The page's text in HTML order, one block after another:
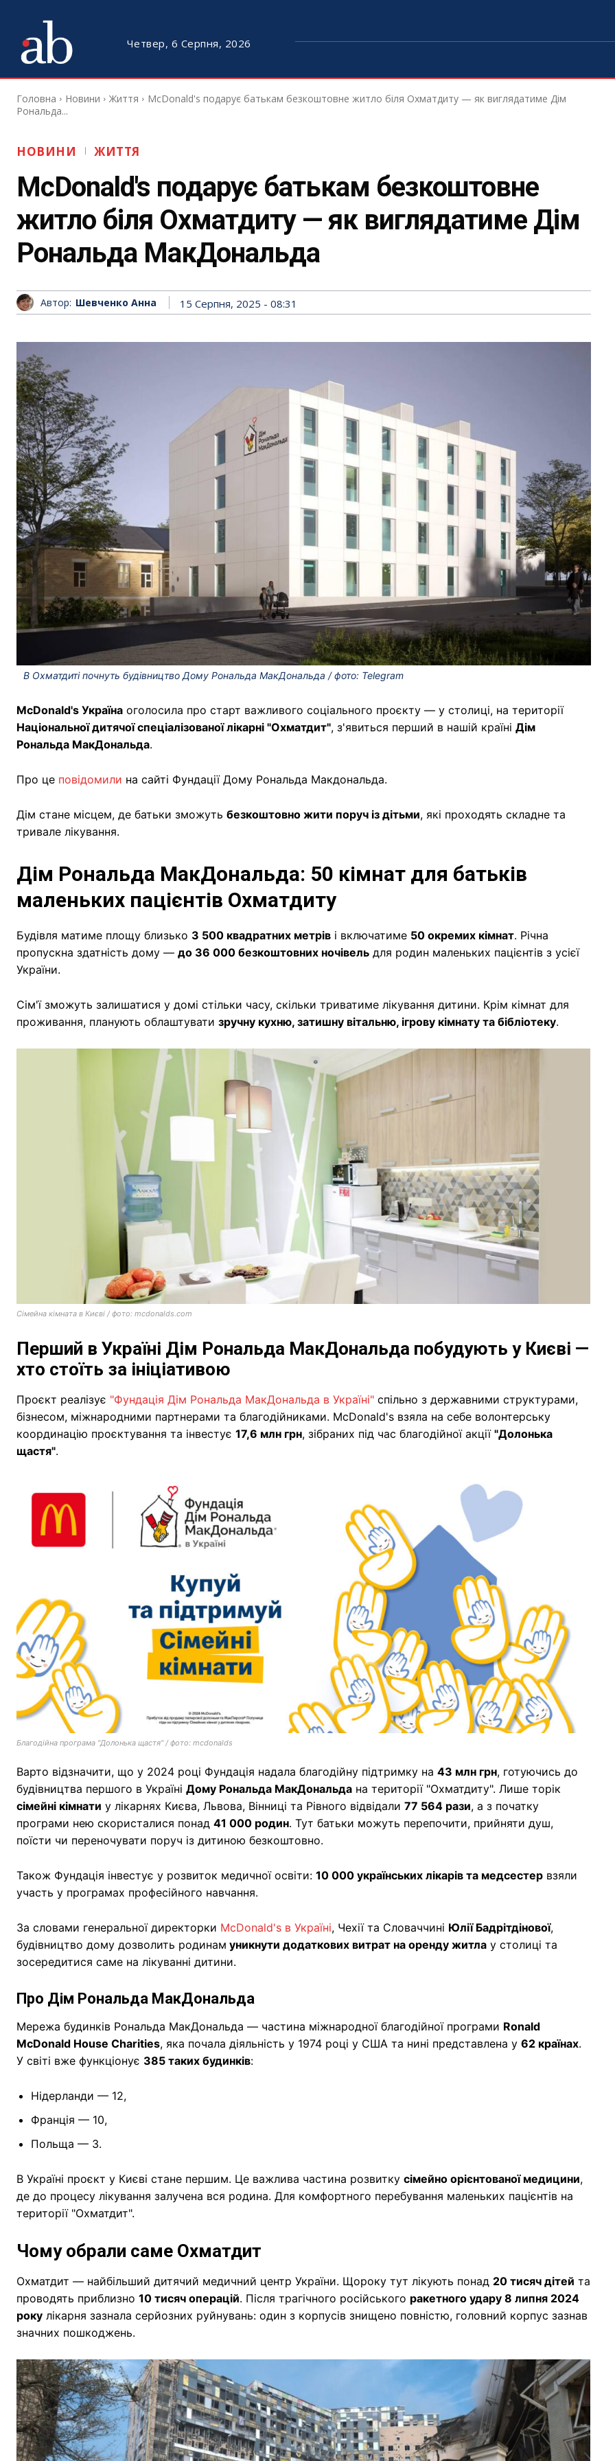
Четвер, 6 Серпня, 2026
Головна Новини Життя
McDonald's подарує батькам безкоштовне житло біля Охматдиту — як виглядатиме Дім
Рональда...
НОВИНИ ЖИТТЯ
McDonald's подарує батькам безкоштовне
житло біля Охматдиту — як виглядатиме Дім
Рональда МакДональда
Автор: Шевченко Анна 15 Серпня, 2025 - 08:31
В Охматдиті почнуть будівництво Дому Рональда МакДональда / фото: Telegram
McDonald's Україна оголосила про старт важливого соціального проєкту — у столиці, на території
Національної дитячої спеціалізованої лікарні "Охматдит", з'явиться перший в нашій країні Дім
Рональда МакДональда.
Про це повідомили на сайті Фундації Дому Рональда Макдональда.
Дім стане місцем, де батьки зможуть безкоштовно жити поруч із дітьми, які проходять складне та
тривале лікування.
Дім Рональда МакДональда: 50 кімнат для батьків
маленьких пацієнтів Охматдиту
Будівля матиме площу близько 3 500 квадратних метрів і включатиме 50 окремих кімнат. Річна
пропускна здатність дому — до 36 000 безкоштовних ночівель для родин маленьких пацієнтів з усієї
України.
Сім'ї зможуть залишатися у домі стільки часу, скільки триватиме лікування дитини. Крім кімнат для
проживання, планують облаштувати зручну кухню, затишну вітальню, ігрову кімнату та бібліотеку.
Сімейна кімната в Києві / фото: mcdonalds.com
Перший в Україні Дім Рональда МакДональда побудують у Києві —
хто стоїть за ініціативою
Проєкт реалізує "Фундація Дім Рональда МакДональда в Україні" спільно з державними структурами,
бізнесом, міжнародними партнерами та благодійниками. McDonald's взяла на себе волонтерську
координацію проєктування та інвестує 17,6 млн грн, зібраних під час благодійної акції "Долонька
щастя".
Благодійна програма "Долонька щастя" / фото: mcdonalds
Варто відзначити, що у 2024 році Фундація надала благодійну підтримку на 43 млн грн, готуючись до
будівництва першого в Україні Дому Рональда МакДональда на території "Охматдиту". Лише торік
сімейні кімнати у лікарнях Києва, Львова, Вінниці та Рівного відвідали 77 564 рази, а з початку
програми нею скористалися понад 41 000 родин. Тут батьки можуть перепочити, прийняти душ,
поїсти чи переночувати поруч із дитиною безкоштовно.
Також Фундація інвестує у розвиток медичної освіти: 10 000 українських лікарів та медсестер взяли
участь у програмах професійного навчання.
За словами генеральної директорки McDonald's в Україні, Чехії та Словаччині Юлії Бадрітдінової,
будівництво дому дозволить родинам уникнути додаткових витрат на оренду житла у столиці та
зосередитися саме на лікуванні дитини.
Про Дім Рональда МакДональда
Мережа будинків Рональда МакДональда — частина міжнародної благодійної програми Ronald
McDonald House Charities, яка почала діяльність у 1974 році у США та нині представлена у 62 країнах.
У світі вже функціонує 385 таких будинків:
Нідерланди — 12,
Франція — 10,
Польща — 3.
В Україні проєкт у Києві стане першим. Це важлива частина розвитку сімейно орієнтованої медицини,
де до процесу лікування залучена вся родина. Для комфортного перебування маленьких пацієнтів на
території "Охматдит".
Чому обрали саме Охматдит
Охматдит — найбільший дитячий медичний центр України. Щороку тут лікують понад 20 тисяч дітей та
проводять приблизно 10 тисяч операцій. Після трагічного російського ракетного удару 8 липня 2024
року лікарня зазнала серйозних руйнувань: один з корпусів знищено повністю, головний корпус зазнав
значних пошкоджень.